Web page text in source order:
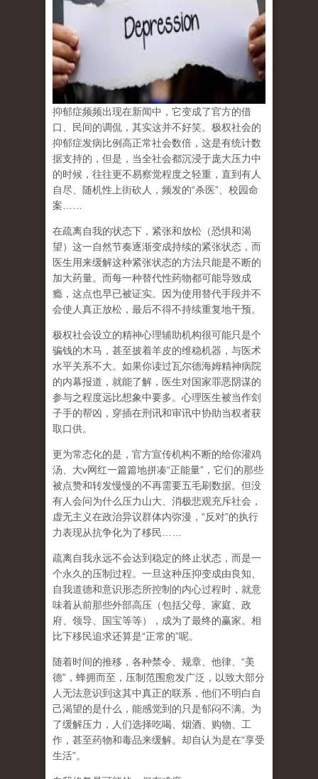
抑郁症频频出现在新闻中，它变成了官方的借
口、民间的调侃，其实这并不好笑。极权社会的
抑郁症发病比例高正常社会数倍，这是有统计数
据支持的，但是，当全社会都沉浸于庞大压力中
的时候，往往更不易察觉程度之轻重，直到有人
自尽、随机性上街砍人，频发的“杀医” 、校园命
案
在疏离自我的状态下，紧张和放松（恐惧和渴
望）这一自然节奏逐渐变成持续的紧张状态，而
医生用来缓解这种紧张状态的方法只能是不断的
加大药量。而每一种替代性药物都可能导致成
瘾，这点也早已被证实。因为使用替代手段并不
会使人真正放松，最后不得不持续重复地干预。
极权社会设立的精神心理辅助机构很可能只是个
骗钱的木马，甚至披着羊皮的维稳机器，与医术
水平关系不大。如果你读过瓦尔德海姆精神病院
的内幕报道，就能了解，医生对国家罪恶阴谋的
参与之程度远比想象中要多。心理医生被当作刽
子手的帮凶，穿插在刑讯和审讯中协助当权者获
取口供。
更为常态化的是，官方宣传机构不断的给你灌鸡
汤、大v网红一篇篇地拼凑“正能量” ，它们的那些
被点赞和转发慢慢的不再需要五毛刷数据。但没
有人会问为什么压力山大、消极悲观充斥社会，
虚无主义在政治异议群体内弥漫， “反对”的执行
力表现从抗争化为了移民
疏离自我永远不会达到稳定的终止状态，而是一
个永久的压制过程。一旦这种压抑变成由良知、
自我道德和意识形态所控制的内心过程时，就意
味着从前那些外部高压（包括父母、家庭、政
府、领导、国宝等等），成为了最终的赢家。相
比下移民追求还算是“正常的”呢。
随着时间的推移，各种禁令、规章、他律、 “美
德” ，蜂拥而至，压制范围愈发广泛，以致大部分
人无法意识到这其中真正的联系，他们不明白自
己渴望的是什么，能感觉到的只是郁闷不满。为
了缓解压力，人们选择吃喝、烟酒、购物、工
作，甚至药物和毒品来缓解。却自认为是在“享受
生活”。